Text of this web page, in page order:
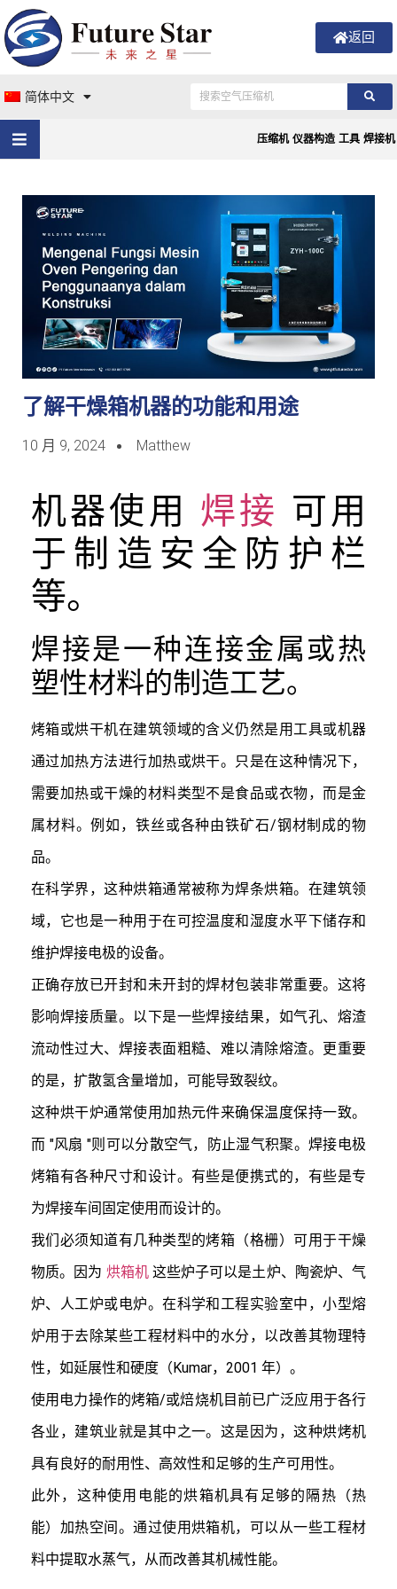
返回
简体中文
压缩机 仪器构造 工具 焊接机
了解干燥箱机器的功能和用途
10 月 9, 2024 Matthew
机器使用 焊接 可用
于制造安全防护栏
等。
焊接是一种连接金属或热
塑性材料的制造工艺。
烤箱或烘干机在建筑领域的含义仍然是用工具或机器
通过加热方法进行加热或烘干。只是在这种情况下，
需要加热或干燥的材料类型不是食品或衣物，而是金
属材料。例如，铁丝或各种由铁矿石/钢材制成的物
品。
在科学界，这种烘箱通常被称为焊条烘箱。在建筑领
域，它也是一种用于在可控温度和湿度水平下储存和
维护焊接电极的设备。
正确存放已开封和未开封的焊材包装非常重要。这将
影响焊接质量。以下是一些焊接结果，如气孔、熔渣
流动性过大、焊接表面粗糙、难以清除熔渣。更重要
的是，扩散氢含量增加，可能导致裂纹。
这种烘干炉通常使用加热元件来确保温度保持一致。
而 "风扇 "则可以分散空气，防止湿气积聚。焊接电极
烤箱有各种尺寸和设计。有些是便携式的，有些是专
为焊接车间固定使用而设计的。
我们必须知道有几种类型的烤箱（格栅）可用于干燥
物质。因为 烘箱机 这些炉子可以是土炉、陶瓷炉、气
炉、人工炉或电炉。在科学和工程实验室中，小型熔
炉用于去除某些工程材料中的水分，以改善其物理特
性，如延展性和硬度（Kumar，2001 年）。
使用电力操作的烤箱/或焙烧机目前已广泛应用于各行
各业，建筑业就是其中之一。这是因为，这种烘烤机
具有良好的耐用性、高效性和足够的生产可用性。
此外，这种使用电能的烘箱机具有足够的隔热（热
能）加热空间。通过使用烘箱机，可以从一些工程材
料中提取水蒸气，从而改善其机械性能。